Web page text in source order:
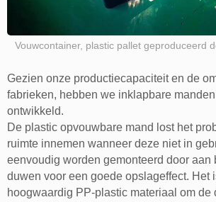
Vouwcontainer, plastic pallet geproduceerd
Gezien onze productiecapaciteit en de
fabrieken, hebben we inklapbare
ontwikkeld.
De plastic opvouwbare mand lost het
ruimte innemen wanneer deze niet in
eenvoudig worden gemonteerd door aan
duwen voor een goede opslageffect. Het
hoogwaardig PP-plastic materiaal om de